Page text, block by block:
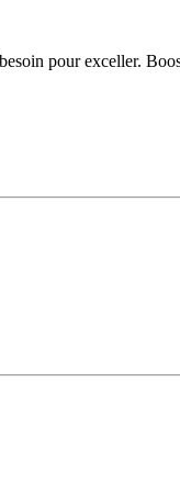
pour exceller.